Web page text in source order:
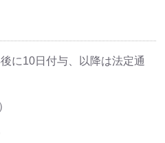
に10日付与、以降は法定通